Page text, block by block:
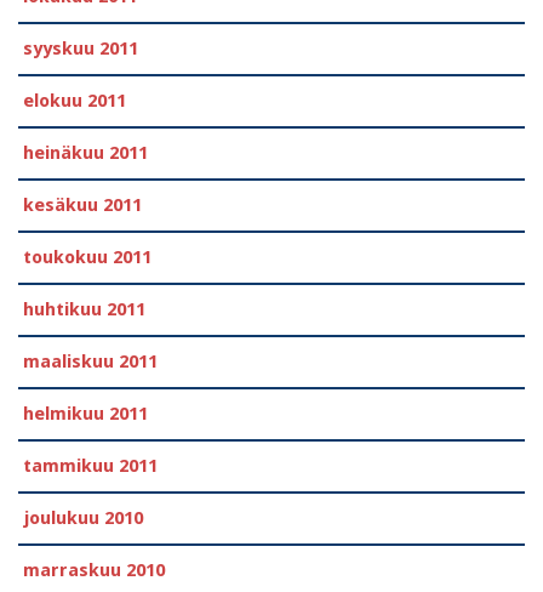
syyskuu 2011
elokuu 2011
heinäkuu 2011
kesäkuu 2011
toukokuu 2011
huhtikuu 2011
maaliskuu 2011
helmikuu 2011
tammikuu 2011
joulukuu 2010
marraskuu 2010